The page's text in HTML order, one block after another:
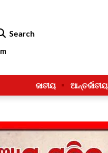
Search
ଜାତୀୟ ଆନ୍ତର୍ଜାତୀୟ